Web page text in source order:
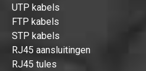
UTP kabels
FTP kabels
STP kabels
RJ45 aansluitingen
RJ45 tules